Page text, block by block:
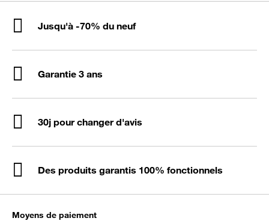
Jusqu'à -70% du neuf
Garantie 3 ans
30j pour changer d'avis
Des produits garantis 100% fonctionnels
Moyens de paiement